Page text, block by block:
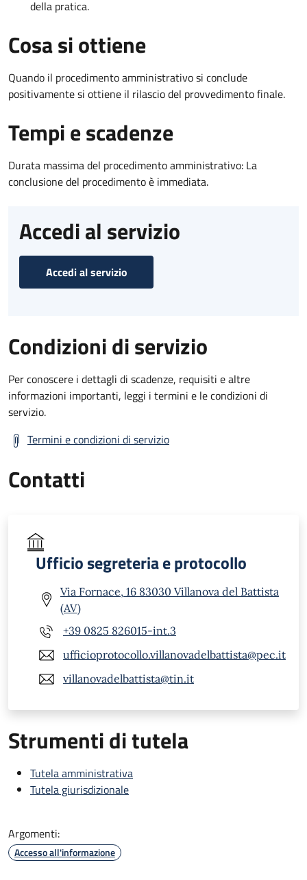
della pratica.
Cosa si ottiene
Quando il procedimento amministrativo si conclude
positivamente si ottiene il rilascio del provvedimento finale.
Tempi e scadenze
Durata massima del procedimento amministrativo: La
conclusione del procedimento è immediata.
Accedi al servizio
Accedi al servizio
Condizioni di servizio
Per conoscere i dettagli di scadenze, requisiti e altre
informazioni importanti, leggi i termini e le condizioni di
servizio.
Termini e condizioni di servizio
Contatti
Ufficio segreteria e protocollo
Via Fornace, 16 83030 Villanova del Battista
(AV)
+39 0825 826015-int.3
ufficioprotocollo.villanovadelbattista@pec.it
villanovadelbattista@tin.it
Strumenti di tutela
Tutela amministrativa
Tutela giurisdizionale
Argomenti:
Accesso all'informazione